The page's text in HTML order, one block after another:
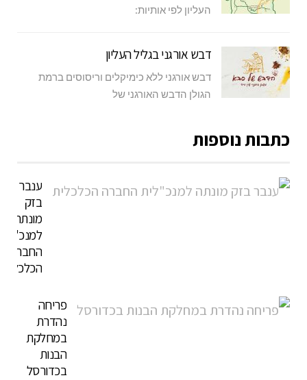
העליון לפי אותיות:
דבש אורגני בגליל העליון
דבש אורגני ללא כימיקלים וריסוסים ברמת
הגולן הדבש האורגני של
כתבות נוספות
ענבר
בזק
מונתה
החברה
הכלכלית
פריחה
נהדרת
במחלקת
הבנות
בכדורסל